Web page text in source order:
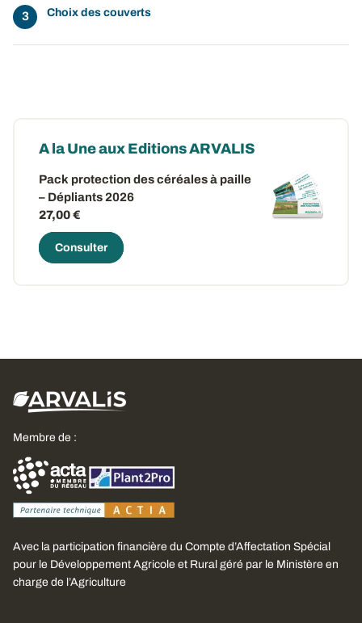
Choix des couverts
A la Une aux Editions ARVALIS
Pack protection des céréales à paille
– Dépliants 2026
27,00 €
Consulter
Membre de :
Avec la participation financière du Compte d’Affectation Spécial
pour le Développement Agricole et Rural géré par le Ministère en
charge de l’Agriculture